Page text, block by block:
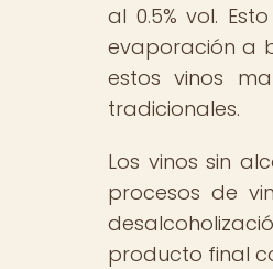
al 0.5% vol.
evaporación a
estos vinos
tradicionales.
Los vinos sin
procesos de
producto final